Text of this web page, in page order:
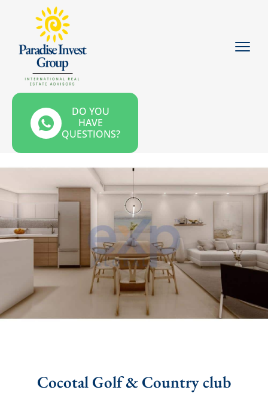
DO YOU
HAVE
QUESTIONS?
Cocotal Golf & Country club